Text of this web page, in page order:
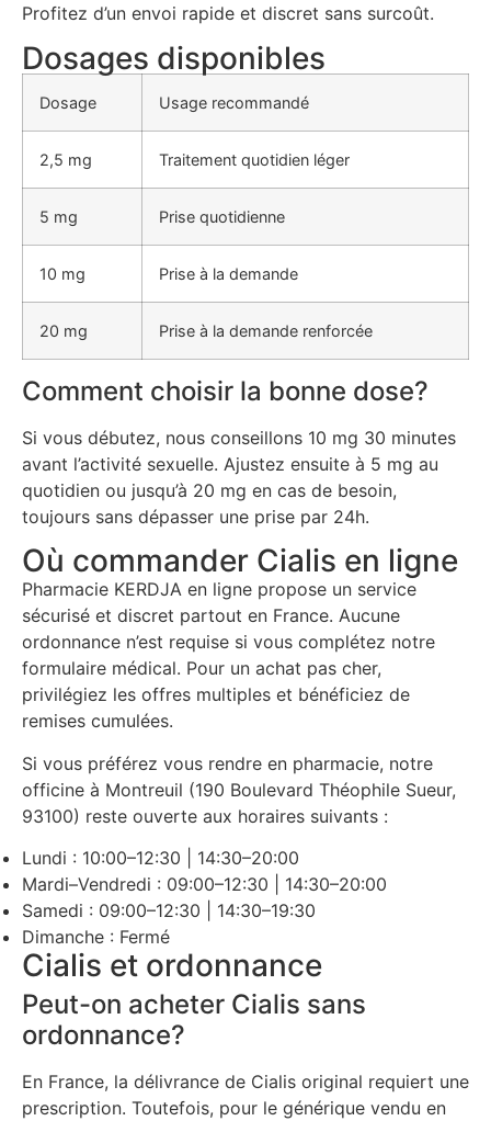
Profitez d’un envoi rapide et discret sans surcoût.
Dosages disponibles
Dosage Usage recommandé
2,5 mg Traitement quotidien léger
5 mg Prise quotidienne
10 mg Prise à la demande
20 mg Prise à la demande renforcée
Comment choisir la bonne dose?
Si vous débutez, nous conseillons 10 mg 30 minutes
avant l’activité sexuelle. Ajustez ensuite à 5 mg au
quotidien ou jusqu’à 20 mg en cas de besoin,
toujours sans dépasser une prise par 24h.
Où commander Cialis en ligne
Pharmacie KERDJA en ligne propose un service
sécurisé et discret partout en France. Aucune
ordonnance n’est requise si vous complétez notre
formulaire médical. Pour un achat pas cher,
privilégiez les offres multiples et bénéficiez de
remises cumulées.
Si vous préférez vous rendre en pharmacie, notre
officine à Montreuil (190 Boulevard Théophile Sueur,
93100) reste ouverte aux horaires suivants :
Lundi : 10:00–12:30 | 14:30–20:00
Mardi–Vendredi : 09:00–12:30 | 14:30–20:00
Samedi : 09:00–12:30 | 14:30–19:30
Dimanche : Fermé
Cialis et ordonnance
Peut-on acheter Cialis sans
ordonnance?
En France, la délivrance de Cialis original requiert une
prescription. Toutefois, pour le générique vendu en